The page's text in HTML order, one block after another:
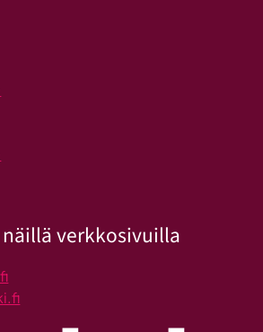
verkkosivuilla